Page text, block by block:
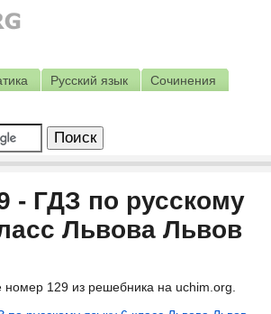
Русский язык
Сочинения
- ГДЗ по русскому
Львова Львов
номер 129 из решебника на uchim.org.